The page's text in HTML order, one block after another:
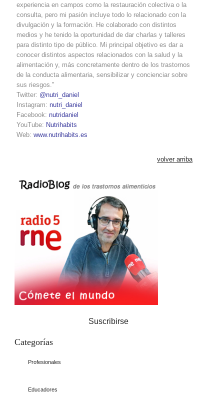
experiencia en campos como la restauración colectiva o la
consulta, pero mi pasión incluye todo lo relacionado con la
divulgación y la formación. He colaborado con distintos
medios y he tenido la oportunidad de dar charlas y talleres
para distinto tipo de público. Mi principal objetivo es dar a
conocer distintos aspectos relacionados con la salud y la
alimentación y, más concretamente dentro de los trastornos
de la conducta alimentaria, sensibilizar y concienciar sobre
sus riesgos."
Twitter: @nutri_daniel
Instagram: nutri_daniel
Facebook: nutridaniel
YouTube: Nutrihabits
Web: www.nutrihabits.es
volver arriba
Suscribirse
Categorías
Profesionales
Educadores